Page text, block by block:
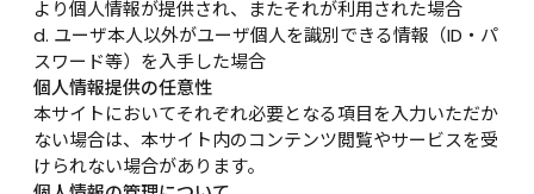
より個人情報が提供され、またそれが利用された場合
d. ユーザ本人以外がユーザ個人を識別できる情報（ID・パ
スワード等）を入手した場合
個人情報提供の任意性
本サイトにおいてそれぞれ必要となる項目を入力いただか
ない場合は、本サイト内のコンテンツ閲覧やサービスを受
けられない場合があります。